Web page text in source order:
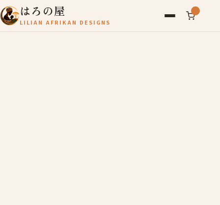
はろの屋
LILIAN AFRIKAN DESIGNS